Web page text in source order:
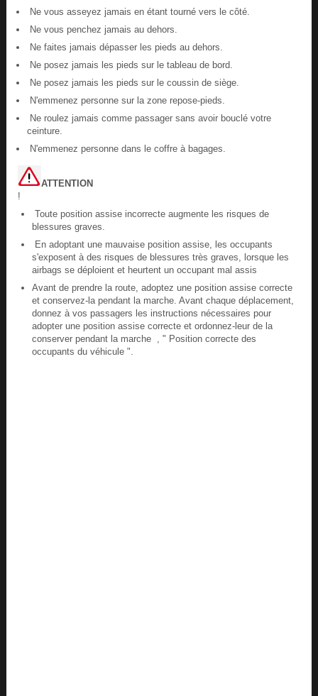
Ne vous asseyez jamais en étant tourné vers le côté.
Ne vous penchez jamais au dehors.
Ne faites jamais dépasser les pieds au dehors.
Ne posez jamais les pieds sur le tableau de bord.
Ne posez jamais les pieds sur le coussin de siège.
N'emmenez personne sur la zone repose-pieds.
Ne roulez jamais comme passager sans avoir bouclé votre
ceinture.
N'emmenez personne dans le coffre à bagages.
ATTENTION
!
Toute position assise incorrecte augmente les risques de
blessures graves.
En adoptant une mauvaise position assise, les occupants
s'exposent à des risques de blessures très graves, lorsque les
airbags se déploient et heurtent un occupant mal assis
Avant de prendre la route, adoptez une position assise correcte
et conservez-la pendant la marche. Avant chaque déplacement,
donnez à vos passagers les instructions nécessaires pour
adopter une position assise correcte et ordonnez-leur de la
conserver pendant la marche , " Position correcte des
occupants du véhicule ".